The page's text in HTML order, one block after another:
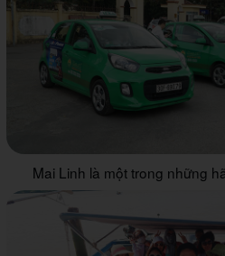
Mai Linh là một trong những